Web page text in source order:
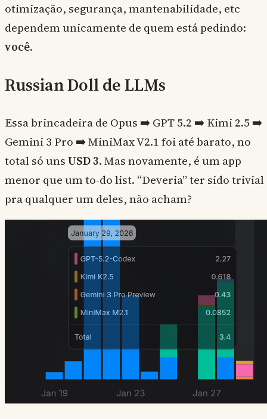
otimização, segurança, mantenabilidade, etc
dependem unicamente de quem está pedindo:
você.
Russian Doll de LLMs
Essa brincadeira de Opus ➡️ GPT 5.2 ➡️ Kimi 2.5 ➡️
Gemini 3 Pro ➡️ MiniMax V2.1 foi até barato, no
total só unsUSD 3. Mas novamente, é um app
menor que um to-do list. “Deveria” ter sido trivial
pra qualquer um deles, não acham?